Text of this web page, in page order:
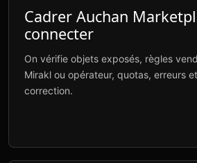
Cadrer Auchan
connecter
On vérifie objets exposés, règles
Mirakl ou opérateur, quotas, erreurs
correction.